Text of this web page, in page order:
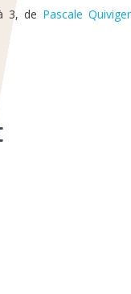
3, de Pascale Quiviger